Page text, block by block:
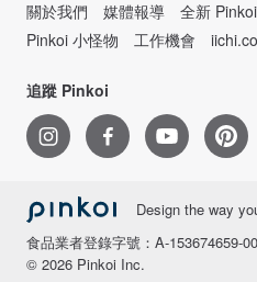
關於我們
媒體報導 全新 Pinkoi
Pinkoi 小怪物
工作機會
追蹤 Pinkoi
Design the way
食品業者登錄字號：A-153674659-
© 2026 Pinkoi Inc.